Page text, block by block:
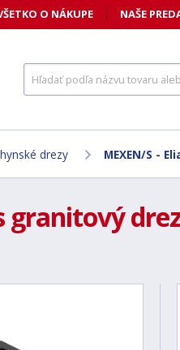
O NÁKUPE NAŠE
drezy MEXEN/S -
granitový